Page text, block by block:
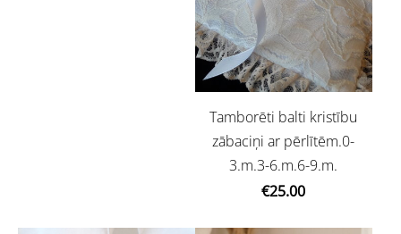
Tamborēti balti kristību
zābaciņi ar pērlītēm.0-
3.m.3-6.m.6-9.m.
€25.00